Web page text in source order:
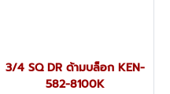
3/4 SQ DR ด้ามบล็อก KEN-
582-8100K